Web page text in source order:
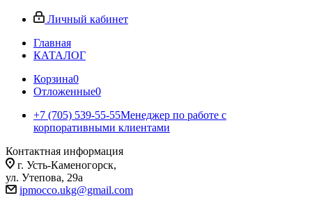
Личный кабинет
Главная
КАТАЛОГ
Корзина0
Отложенные0
+7 (705) 539-55-55Менеджер по работе с
корпоративными клиентами
Контактная информация
г. Усть-Каменогорск,
ул. Утепова, 29а
ipmocco.ukg@gmail.com